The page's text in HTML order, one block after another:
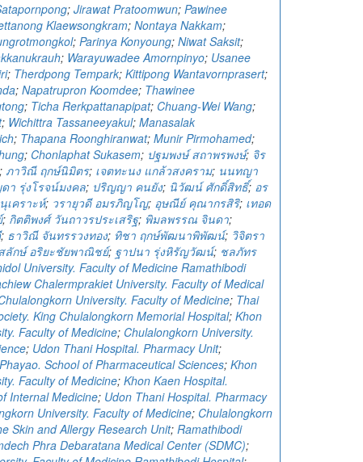
; Jirawat Pratoomwun; Pawinee
Klaewsongkram; Nontaya Nakkam;
; Parinya Konyoung; Niwat Saksit;
; Warayuwadee Amornpinyo; Usanee
; Therdpong Tempark; Kittipong Wantavornprasert;
; Napatrupron Koomdee; Thawinee
; Ticha Rerkpattanapipat; Chuang-Wei Wang;
; Wichittra Tassaneeyakul; Manasalak
; Thapana Roonghiranwat; Munir Pirmohamed;
; Chonlaphat Sukasem; ปฐมพงษ์ สถาพรพงษ์; จิร
; ภาวิณี ฤกษ์นิมิตร; เจตทะนง แกล้วสงคราม; นนทญา
า รุ่งโรจน์มงคล; ปริญญา คนยัง; นิวัฒน์ ศักดิ์สิทธิ์; อร
เคราะห์; วรายุวดี อมรภิญโญ; อุษณีย์ คุณากรสิริ; เทอด
; กิตติพงศ์ วันถาวรประเสริฐ; พิมลพรรณ จินดา;
; ธาวิณี จันทรรวงทอง; ทิชา ฤกษ์พัฒนาพิพัฒน์; วิจิตรา
ลักษ์ อริยะชัยพาณิชย์; ฐาปนา รุ่งหิรัญวัฒน์; ชลภัทร
University. Faculty of Medicine Ramathibodi
Chalermprakiet University. Faculty of Medical
University. Faculty of Medicine; Thai
King Chulalongkorn Memorial Hospital; Khon
Faculty of Medicine; Chulalongkorn University.
; Udon Thani Hospital. Pharmacy Unit;
School of Pharmaceutical Sciences; Khon
Faculty of Medicine; Khon Kaen Hospital.
Internal Medicine; Udon Thani Hospital. Pharmacy
University. Faculty of Medicine; Chulalongkorn
Skin and Allergy Research Unit; Ramathibodi
Phra Debaratana Medical Center (SDMC);